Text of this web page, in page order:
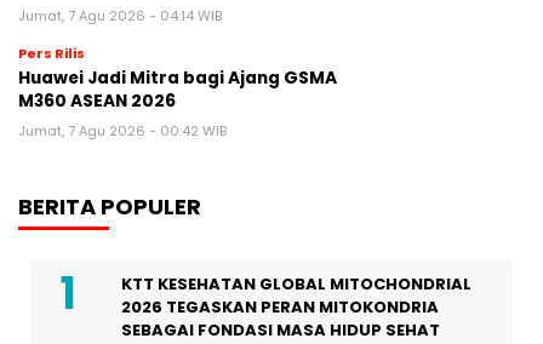
Jumat, 7 Agu 2026 - 04:14 WIB
Pers Rilis
Huawei Jadi Mitra bagi Ajang GSMA
M360 ASEAN 2026
Jumat, 7 Agu 2026 - 00:42 WIB
BERITA POPULER
KTT KESEHATAN GLOBAL MITOCHONDRIAL
2026 TEGASKAN PERAN MITOKONDRIA
SEBAGAI FONDASI MASA HIDUP SEHAT